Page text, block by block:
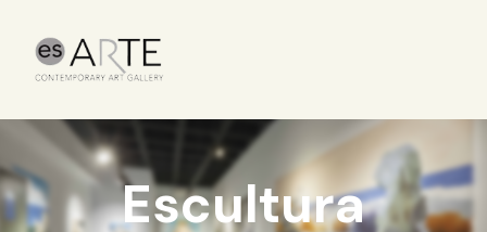
Escultura